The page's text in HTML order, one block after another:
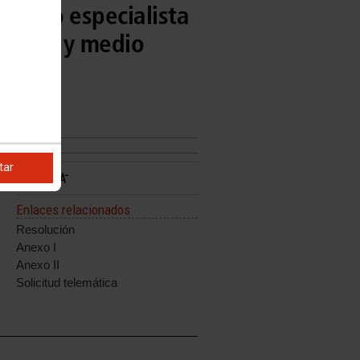
especialista
y medio
Enlaces relacionados
Resolución
Anexo I
Anexo II
Solicitud telemática